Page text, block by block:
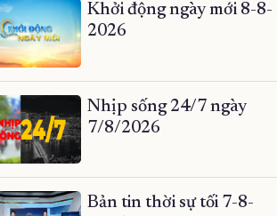
Khởi động ngày mới 8-8-
2026
Nhịp sống 24/7 ngày
7/8/2026
Bản tin thời sự tối 7-8-